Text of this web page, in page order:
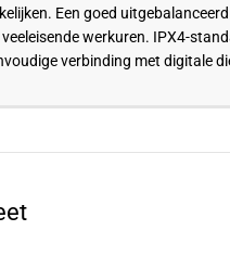
Een goed
werkuren. IPX4-
verbinding met digitale